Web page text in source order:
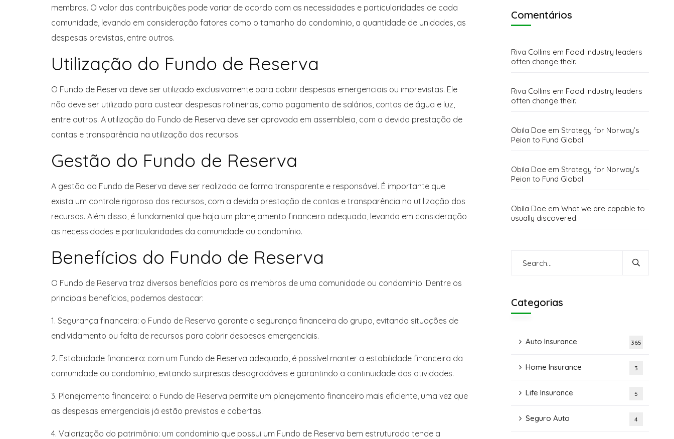
membros. O valor das contribuições pode variar de acordo com as necessidades e particularidades de cada
comunidade, levando em consideração fatores como o tamanho do condomínio, a quantidade de unidades, as
despesas previstas, entre outros.
Utilização do Fundo de Reserva
O Fundo de Reserva deve ser utilizado exclusivamente para cobrir despesas emergenciais ou imprevistas. Ele
não deve ser utilizado para custear despesas rotineiras, como pagamento de salários, contas de água e luz,
entre outros. A utilização do Fundo de Reserva deve ser aprovada em assembleia, com a devida prestação de
contas e transparência na utilização dos recursos.
Gestão do Fundo de Reserva
A gestão do Fundo de Reserva deve ser realizada de forma transparente e responsável. É importante que
exista um controle rigoroso dos recursos, com a devida prestação de contas e transparência na utilização dos
recursos. Além disso, é fundamental que haja um planejamento financeiro adequado, levando em consideração
as necessidades e particularidades da comunidade ou condomínio.
Benefícios do Fundo de Reserva
O Fundo de Reserva traz diversos benefícios para os membros de uma comunidade ou condomínio. Dentre os
principais benefícios, podemos destacar:
1. Segurança financeira: o Fundo de Reserva garante a segurança financeira do grupo, evitando situações de
endividamento ou falta de recursos para cobrir despesas emergenciais.
2. Estabilidade financeira: com um Fundo de Reserva adequado, é possível manter a estabilidade financeira da
comunidade ou condomínio, evitando surpresas desagradáveis e garantindo a continuidade das atividades.
3. Planejamento financeiro: o Fundo de Reserva permite um planejamento financeiro mais eficiente, uma vez que
as despesas emergenciais já estão previstas e cobertas.
4. Valorização do patrimônio: um condomínio que possui um Fundo de Reserva bem estruturado tende a
Comentários
Riva Collins em Food industry leaders
often change their.
Riva Collins em Food industry leaders
often change their.
Obila Doe em Strategy for Norway’s
Peion to Fund Global.
Obila Doe em Strategy for Norway’s
Peion to Fund Global.
Obila Doe em What we are capable to
usually discovered.
Categorias
Auto Insurance 365
Home Insurance 3
Life Insurance 5
Seguro Auto 4